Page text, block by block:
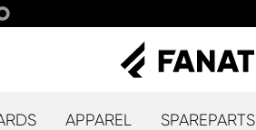
APPAREL SPAREPARTS